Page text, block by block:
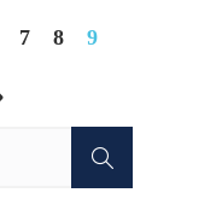
7 8 9